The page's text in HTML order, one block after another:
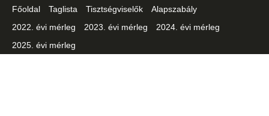
Főoldal Taglista Tisztségviselők
Alapszabály
2022. évi mérleg
2023. évi mérleg
2024. évi mérleg
2025. évi mérleg